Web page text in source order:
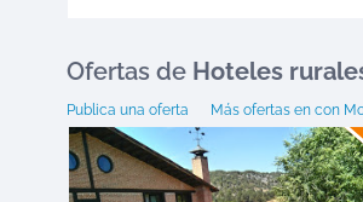
Ofertas de Hoteles
Publica una oferta Más ofertas en con